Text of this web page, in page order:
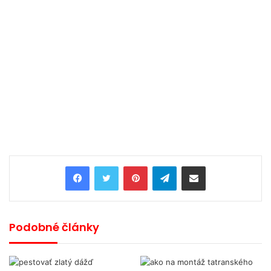
PinterestTelegramShare via Email
Podobné články